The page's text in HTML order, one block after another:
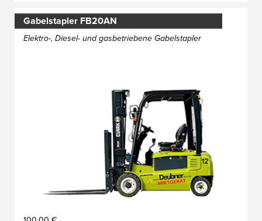
Gabelstapler FB20AN
Elektro-, Diesel- und gasbetriebene Gabelstapler